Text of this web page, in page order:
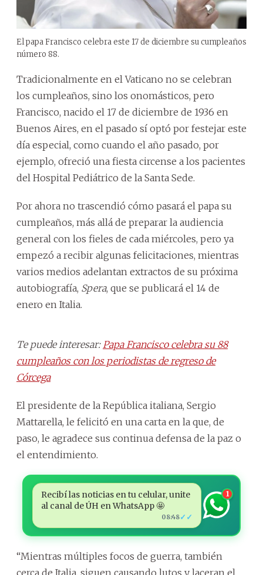
El papa Francisco celebra este 17 de diciembre su cumpleaños
número 88.
Tradicionalmente en el Vaticano no se celebran
los cumpleaños, sino los onomásticos, pero
Francisco, nacido el 17 de diciembre de 1936 en
Buenos Aires, en el pasado sí optó por festejar este
día especial, como cuando el año pasado, por
ejemplo, ofreció una fiesta circense a los pacientes
del Hospital Pediátrico de la Santa Sede.
Por ahora no trascendió cómo pasará el papa su
cumpleaños, más allá de preparar la audiencia
general con los fieles de cada miércoles, pero ya
empezó a recibir algunas felicitaciones, mientras
varios medios adelantan extractos de su próxima
autobiografía, Spera, que se publicará el 14 de
enero en Italia.
Te puede interesar: Papa Francisco celebra su 88
cumpleaños con los periodistas de regreso de
Córcega
El presidente de la República italiana, Sergio
Mattarella, le felicitó en una carta en la que, de
paso, le agradece sus continua defensa de la paz o
el entendimiento.
Recibí las noticias en tu celular, unite
al canal de ÚH en WhatsApp 🤩
08:48✓✓
1
“Mientras múltiples focos de guerra, también
cerca de Italia, siguen causando lutos y laceran el